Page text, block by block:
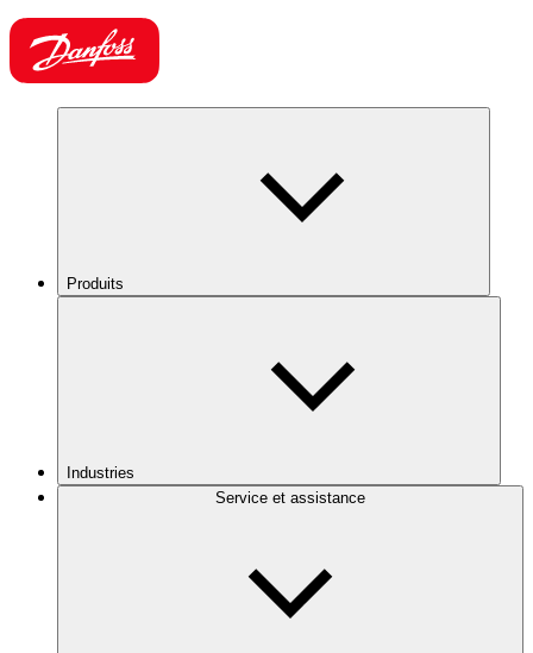
Produits
Industries
Service et assistance